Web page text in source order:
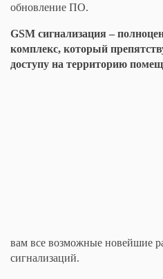
обновление ПО.
GSM сигнализация –
комплекс, который
доступу на территорию
вам все возможные новейшие
сигнализаций.